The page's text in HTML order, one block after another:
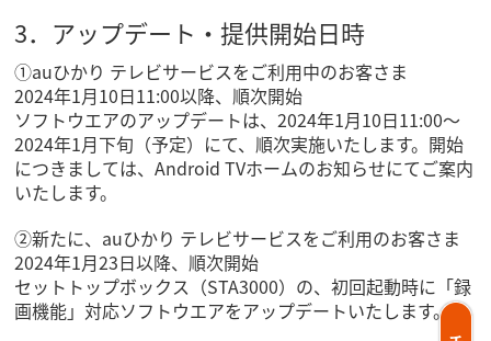
3．アップデート・提供開始日時
①auひかり テレビサービスをご利用中のお客さま
2024年1月10日11:00以降、順次開始
ソフトウエアのアップデートは、2024年1月10日11:00～
2024年1月下旬（予定）にて、順次実施いたします。開始
につきましては、Android TVホームのお知らせにてご案内
いたします。
②新たに、auひかり テレビサービスをご利用のお客さま
2024年1月23日以降、順次開始
セットトップボックス（STA3000）の、初回起動時に「録
画機能」対応ソフトウエアをアップデートいたします。